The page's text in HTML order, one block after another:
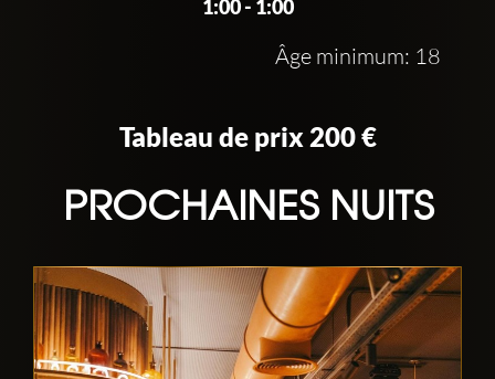
1:00 - 1:00
Âge minimum: 18
Tableau de prix 200 €
PROCHAINES NUITS